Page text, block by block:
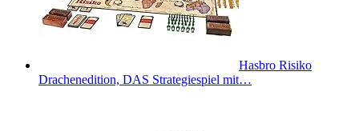
Hasbro Risiko
Drachenedition, DAS Strategiespiel mit…